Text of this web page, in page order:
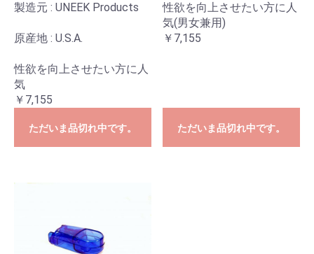
製造元 : UNEEK Products
原産地 : U.S.A.
性欲を向上させたい方に人
気
￥7,155
ただいま品切れ中です。
性欲を向上させたい方に人
気(男女兼用)
￥7,155
ただいま品切れ中です。